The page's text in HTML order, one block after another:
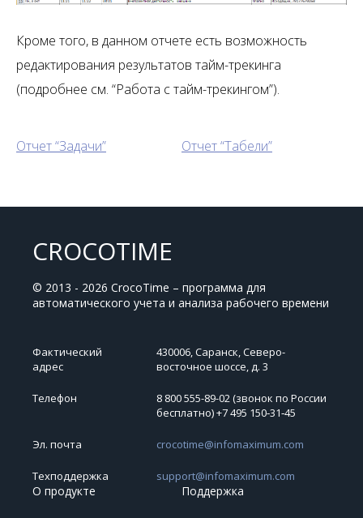
Кроме того, в данном отчете есть возможность
редактирования результатов тайм-трекинга
(подробнее см. “Работа с тайм-трекингом”).
Отчет “Задачи” Отчет “Табели”
CROCOTIME
© 2013 - 2026 CrocoTime – программа для
автоматического учета и анализа рабочего времени
Фактический
адрес
430006, Саранск, Северо-
восточное шоссе, д. 3
Телефон
8 800 555-89-02 (звонок по России
бесплатно) +7 495 150‑31‑45
Эл. почта crocotime@infomaximum.com
Техподдержка support@infomaximum.com
О продукте Поддержка